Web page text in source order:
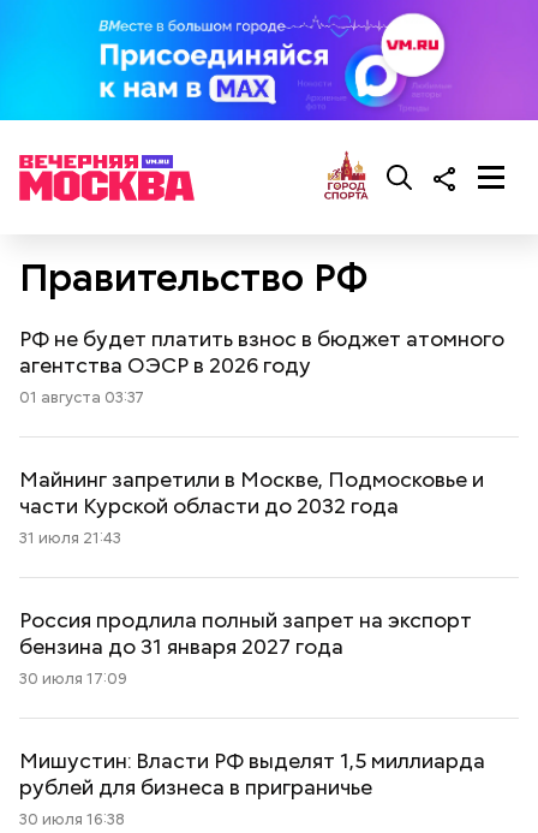
Правительство РФ
РФ не будет платить взнос в бюджет атомного
агентства ОЭСР в 2026 году
01 августа 03:37
Майнинг запретили в Москве, Подмосковье и
части Курской области до 2032 года
31 июля 21:43
Россия продлила полный запрет на экспорт
бензина до 31 января 2027 года
30 июля 17:09
Мишустин: Власти РФ выделят 1,5 миллиарда
рублей для бизнеса в приграничье
30 июля 16:38